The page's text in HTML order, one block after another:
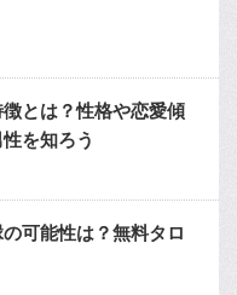
とは？性格や恋愛傾
を知ろう
可能性は？無料タロ